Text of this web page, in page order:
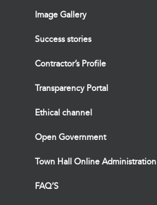
Image Gallery
Success stories
Contractor’s Profile
Transparency Portal
Ethical channel
Open Government
Town Hall Online Administration
FAQ’S